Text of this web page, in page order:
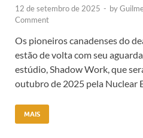
12 de setembro de 2025 - by
Comment
Os pioneiros canadenses do
estão de volta com seu
estúdio, Shadow Work, que
outubro de 2025 pela Nuclear
MAIS